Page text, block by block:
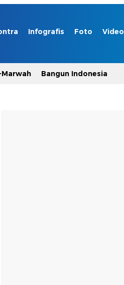
Infografis Foto Video
Bangun Indonesia